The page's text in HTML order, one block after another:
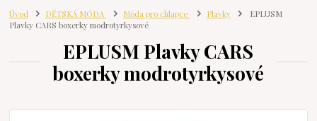
Úvod DĚTSKÁ MÓDA Móda pro chlapce Plavky
EPLUSM
Plavky CARS boxerky modrotyrkysové
EPLUSM Plavky CARS
boxerky modrotyrkysové